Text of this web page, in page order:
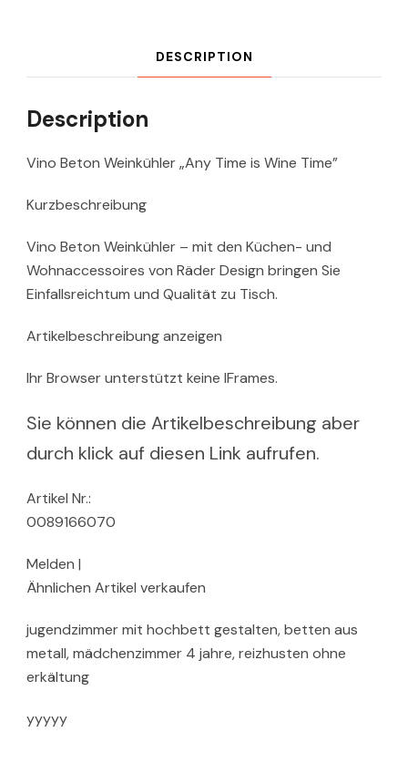
DESCRIPTION
Description
Vino Beton Weinkühler „Any Time is Wine Time”
Kurzbeschreibung
Vino Beton Weinkühler – mit den Küchen- und
Wohnaccessoires von Räder Design bringen Sie
Einfallsreichtum und Qualität zu Tisch.
Artikelbeschreibung anzeigen
Ihr Browser unterstützt keine IFrames.
Sie können die Artikelbeschreibung aber
durch klick auf diesen Link aufrufen.
Artikel Nr.:
0089166070
Melden |
Ähnlichen Artikel verkaufen
jugendzimmer mit hochbett gestalten, betten aus
metall, mädchenzimmer 4 jahre, reizhusten ohne
erkältung
yyyyy